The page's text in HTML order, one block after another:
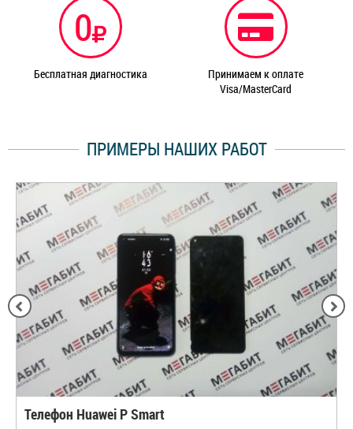
0
Бесплатная диагностика
Принимаем к оплате
Visa/MasterCard
ПРИМЕРЫ НАШИХ РАБОТ
Телефон Huawei P Smart